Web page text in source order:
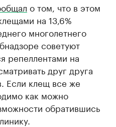
о том, что в этом
на 13,6%
многолетнего
советуют
репеллентами на
друг друга
Если клещ все же
как можно
обратившись